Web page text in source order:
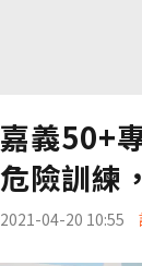
嘉義50+
危險訓練
2021-04-20 10:55